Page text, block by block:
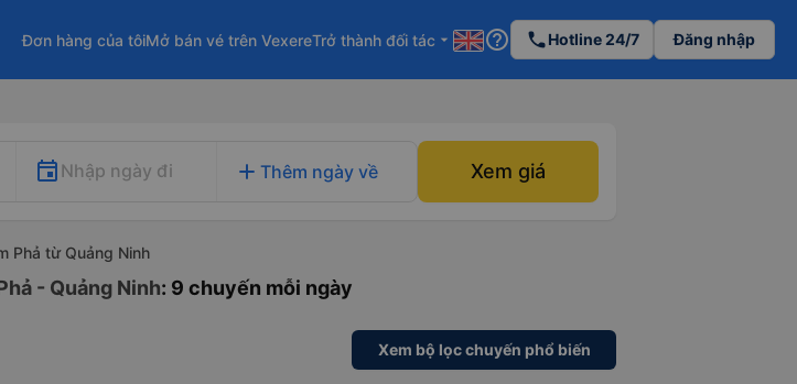
Đơn hàng của tôiMở bán vé trên VexereTrở thành đối tác arrow_drop_down help_outline phoneHotline 24/7 Đăng nhập
Nhập ngày đi add Thêm ngày về Xem giá
Phả từ Quảng Ninh
- Quảng Ninh: 9 chuyến mỗi ngày
Xem bộ lọc chuyến phổ biến